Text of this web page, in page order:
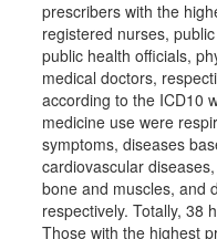
prescribers with the
registered nurses,
public health officials,
medical doctors,
according to the ICD10
medicine use were
symptoms, diseases
cardiovascular
bone and muscles, and
respectively. Totally, 38
Those with the highest